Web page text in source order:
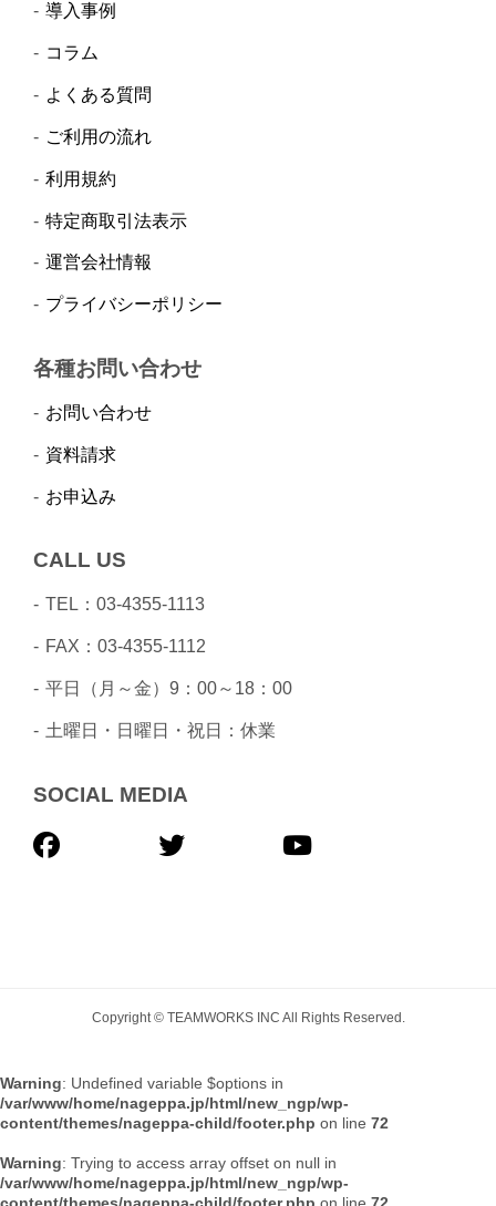
導入事例
コラム
よくある質問
ご利用の流れ
利用規約
特定商取引法表示
運営会社情報
プライバシーポリシー
各種お問い合わせ
お問い合わせ
資料請求
お申込み
CALL US
TEL：03-4355-1113
FAX：03-4355-1112
平日（月～金）9：00～18：00
土曜日・日曜日・祝日：休業
SOCIAL MEDIA
Copyright © TEAMWORKS INC All Rights Reserved.
Warning: Undefined variable $options in
/var/www/home/nageppa.jp/html/new_ngp/wp-
content/themes/nageppa-child/footer.php on line 72
Warning: Trying to access array offset on null in
/var/www/home/nageppa.jp/html/new_ngp/wp-